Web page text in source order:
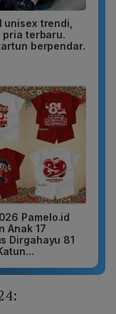
unisex trendi,
pria terbaru.
berpendar.
Pamelo.id
Anak 17
Dirgahayu 81